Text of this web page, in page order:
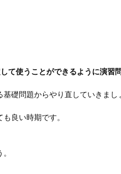
て使うことができるように演習
礎問題からやり直していきまし
良い時期です。